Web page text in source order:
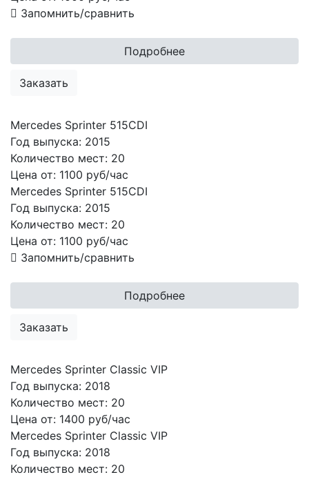
Запомнить/сравнить
Подробнее
Заказать
Mercedes Sprinter 515CDI
Год выпуска: 2015
Количество мест: 20
Цена от: 1100 руб/час
Mercedes Sprinter 515CDI
Год выпуска: 2015
Количество мест: 20
Цена от: 1100 руб/час
Запомнить/сравнить
Подробнее
Заказать
Mercedes Sprinter Classic VIP
Год выпуска: 2018
Количество мест: 20
Цена от: 1400 руб/час
Mercedes Sprinter Classic VIP
Год выпуска: 2018
Количество мест: 20